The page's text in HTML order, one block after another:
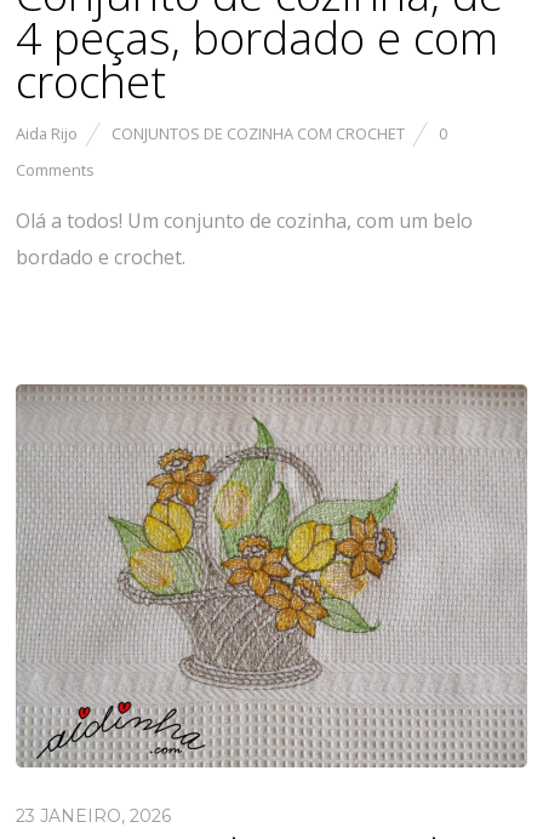
4 peças, bordado e com
crochet
Aida Rijo CONJUNTOS DE COZINHA COM CROCHET
0
Comments
Olá a todos! Um conjunto de cozinha, com um belo
bordado e crochet.
23 JANEIRO, 2026